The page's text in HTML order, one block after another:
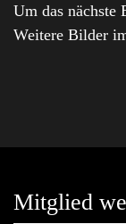
Um das nächste
Weitere Bilder
Mitglied